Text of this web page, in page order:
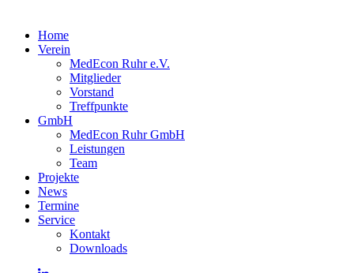
Home
Verein
MedEcon Ruhr e.V.
Mitglieder
Vorstand
Treffpunkte
GmbH
MedEcon Ruhr GmbH
Leistungen
Team
Projekte
News
Termine
Service
Kontakt
Downloads